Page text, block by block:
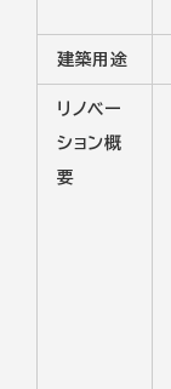
建築用途
リノベー
ション概
要